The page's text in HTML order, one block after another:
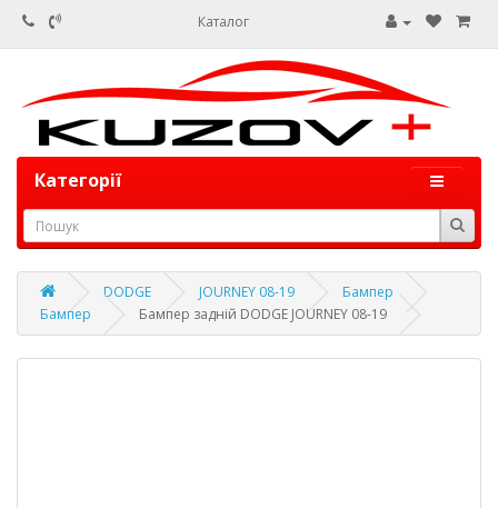
Каталог
Категорії
DODGE JOURNEY 08-19
Бампер
Бампер
Бампер задній DODGE JOURNEY 08-19